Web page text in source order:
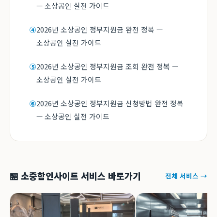
— 소상공인 실전 가이드
④2026년 소상공인 정부지원금 완전 정복 —
소상공인 실전 가이드
⑤2026년 소상공인 정부지원금 조회 완전 정복 —
소상공인 실전 가이드
⑥2026년 소상공인 정부지원금 신청방법 완전 정복
— 소상공인 실전 가이드
🏪 소중함인사이트 서비스 바로가기 전체 서비스 →